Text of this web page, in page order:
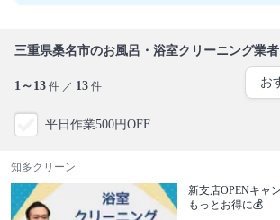
三重県桑名市のお風呂・浴室クリーニング業
1～13 件 ／ 13 件
平日作業500円OFF
知多クリーン
新支店OPENキャ
もっとお得に💰